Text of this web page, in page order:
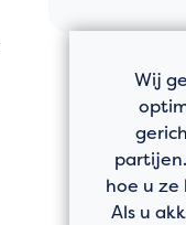
Wij
hoe u
Als u